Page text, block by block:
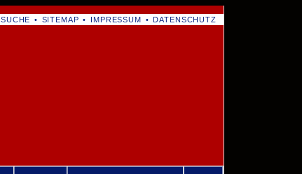
NAVIGATION
SUCHE SITEMAP IMPRESSUM DATENSCHUTZ